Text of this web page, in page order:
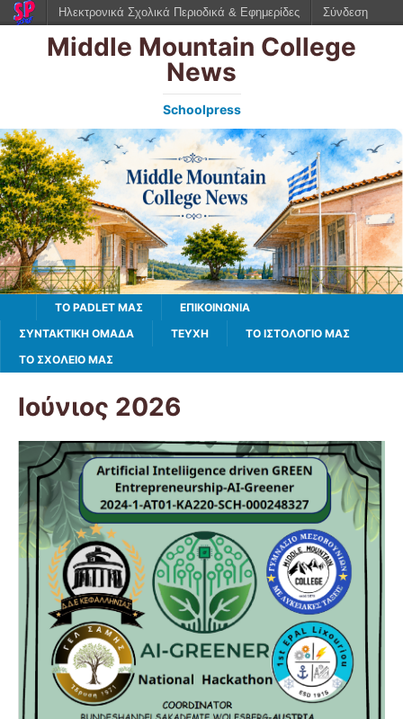
Middle Mountain College
News
Schoolpress
TO PADLET ΜΑΣ
ΕΠΙΚΟΙΝΩΝΙΑ
ΣΥΝΤΑΚΤΙΚΗ ΟΜΑΔΑ
ΤΕΥΧΗ
ΤΟ ΙΣΤΟΛΌΓΙΌ ΜΑΣ
ΤΟ ΣΧΟΛΕΙΟ ΜΑΣ
Ιούνιος 2026
Ηλεκτρονικά Σχολικά Περιοδικά & Εφημερίδες Σύνδεση